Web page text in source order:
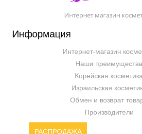
Интернет магазин
Информация
Интернет-магазин
Наши преимущества
Корейская косметика
Израильская
Обмен и возврат
Производители
РАСПРОДАЖА